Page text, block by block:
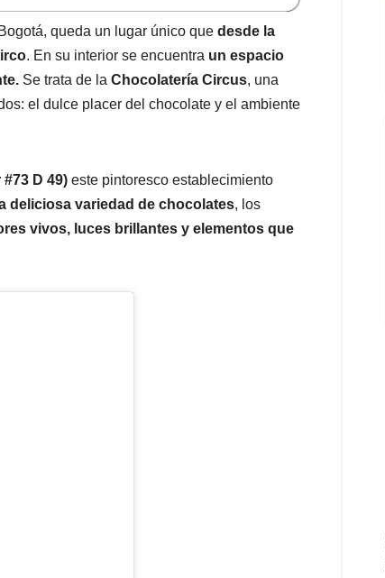
queda un lugar único que desde la
. En su interior se encuentra un espacio
Se trata de la Chocolatería Circus, una
el dulce placer del chocolate y el ambiente
D 49) este pintoresco establecimiento
deliciosa variedad de chocolates, los
vivos, luces brillantes y elementos que